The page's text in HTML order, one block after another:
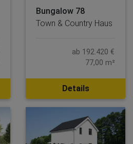
Bungalow 78
Town & Country Haus
ab 192.420 €
77,00 m²
Details